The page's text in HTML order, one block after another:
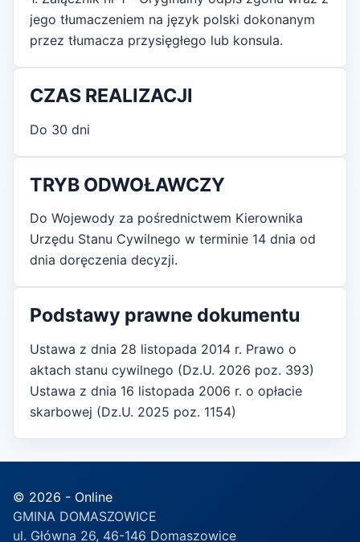
jego tłumaczeniem na język polski dokonanym
przez tłumacza przysięgłego lub konsula.
CZAS REALIZACJI
Do 30 dni
TRYB ODWOŁAWCZY
Do Wojewody za pośrednictwem Kierownika
Urzędu Stanu Cywilnego w terminie 14 dnia od
dnia doręczenia decyzji.
Podstawy prawne dokumentu
Ustawa z dnia 28 listopada 2014 r. Prawo o
aktach stanu cywilnego (Dz.U. 2026 poz. 393)
Ustawa z dnia 16 listopada 2006 r. o opłacie
skarbowej (Dz.U. 2025 poz. 1154)
© 2026 - Online
GMINA DOMASZOWICE
ul. Główna 26, 46-146 Domaszowice